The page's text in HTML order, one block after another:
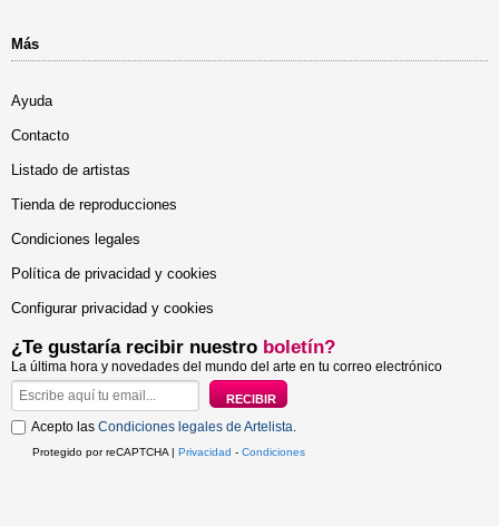
Más
Ayuda
Contacto
Listado de artistas
Tienda de reproducciones
Condiciones legales
Política de privacidad y cookies
Configurar privacidad y cookies
¿Te gustaría recibir nuestro boletín?
La última hora y novedades del mundo del arte en tu correo electrónico
Acepto las Condiciones legales de Artelista.
Protegido por reCAPTCHA | Privacidad - Condiciones